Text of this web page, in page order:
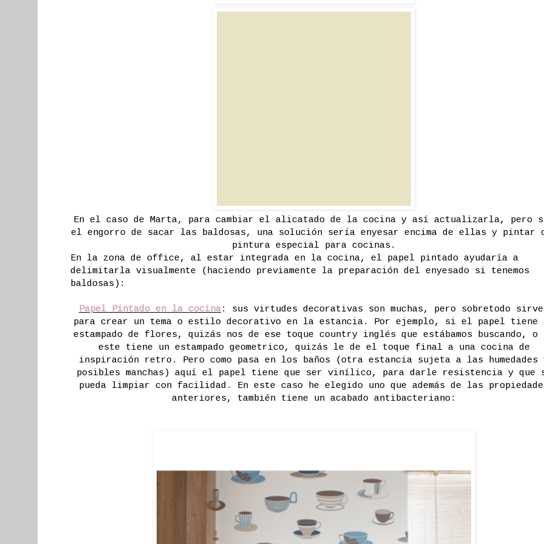
En el caso de Marta, para cambiar el alicatado de la cocina y así actualizarla, pero
el engorro de sacar las baldosas, una solución sería enyesar encima de ellas y pintar
pintura especial para cocinas.
En la zona de office, al estar integrada en la cocina, el papel pintado ayudaría a
delimitarla visualmente (haciendo previamente la preparación del enyesado si tenemos
baldosas):
Papel Pintado en la cocina: sus virtudes decorativas son muchas, pero sobretodo
para crear un tema o estilo decorativo en la estancia. Por ejemplo, si el papel tiene
estampado de flores, quizás nos de ese toque country inglés que estábamos buscando, o
este tiene un estampado geometrico, quizás le de el toque final a una cocina de
inspiración retro. Pero como pasa en los baños (otra estancia sujeta a las humedades
posibles manchas) aquí el papel tiene que ser vinílico, para darle resistencia y que
pueda limpiar con facilidad. En este caso he elegido uno que además de las
anteriores, también tiene un acabado antibacteriano: